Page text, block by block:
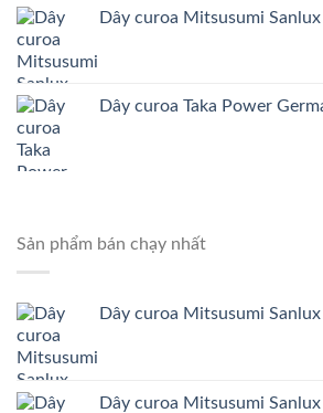
Dây curoa Mitsusumi
Dây curoa Taka Power
Sản phẩm bán chạy nhất
Dây curoa Mitsusumi
Dây curoa Mitsusumi